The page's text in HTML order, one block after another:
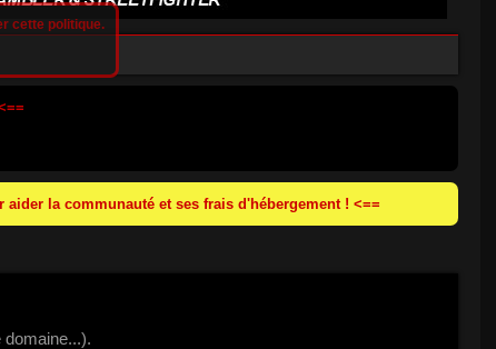
la communauté et ses frais d'hébergement ! <==
cette politique.